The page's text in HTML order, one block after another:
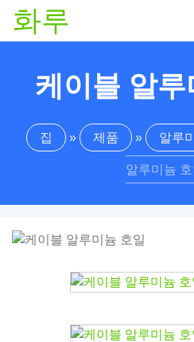
화루
케이블 알루
집 » 제품 » 알루
알루미늄 호